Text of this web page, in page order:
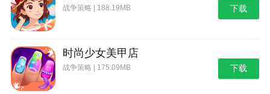
战争策略 | 188.19MB 下载
时尚少女美甲店
战争策略 | 175.09MB 下载